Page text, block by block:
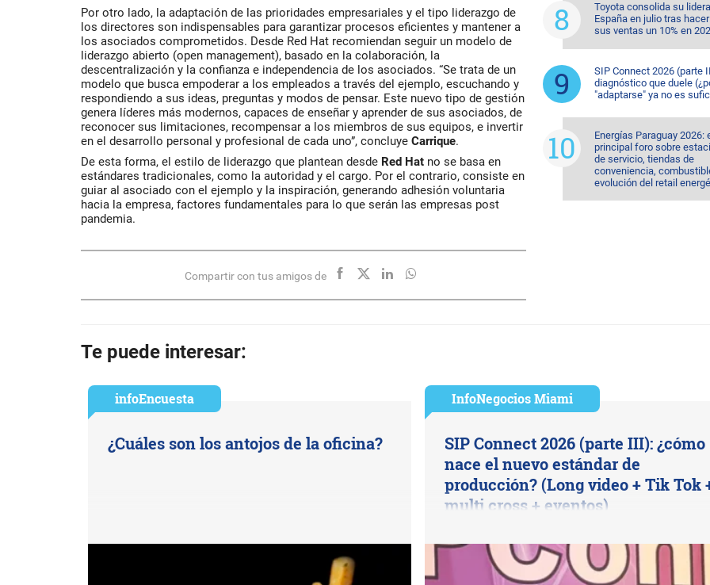
Por otro lado, la adaptación de las prioridades empresariales y el tipo liderazgo de
los directores son indispensables para garantizar procesos eficientes y mantener a
los asociados comprometidos. Desde Red Hat recomiendan seguir un modelo de
liderazgo abierto (open management), basado en la colaboración, la
descentralización y la confianza e independencia de los asociados. “Se trata de un
modelo que busca empoderar a los empleados a través del ejemplo, escuchando y
respondiendo a sus ideas, preguntas y modos de pensar. Este nuevo tipo de gestión
genera líderes más modernos, capaces de enseñar y aprender de sus asociados, de
reconocer sus limitaciones, recompensar a los miembros de sus equipos, e invertir
en el desarrollo personal y profesional de cada uno”, concluye Carrique.
De esta forma, el estilo de liderazgo que plantean desde Red Hat no se basa en
estándares tradicionales, como la autoridad y el cargo. Por el contrario, consiste en
guiar al asociado con el ejemplo y la inspiración, generando adhesión voluntaria
hacia la empresa, factores fundamentales para lo que serán las empresas post
pandemia.
Compartir con tus amigos de
Toyota consolida su
España en julio tras
sus ventas un 10% en
SIP Connect 2026 (parte
diagnóstico que duele
"adaptarse" ya no es
Energías Paraguay 2026:
principal foro sobre
de servicio, tiendas de
conveniencia,
evolución del retail
Te puede interesar:
infoEncuesta
¿Cuáles son los antojos de la oficina?
InfoNegocios Miami
SIP Connect 2026 (parte III): ¿cómo
nace el nuevo estándar de
producción? (Long video + Tik Tok
multi cross + eventos)